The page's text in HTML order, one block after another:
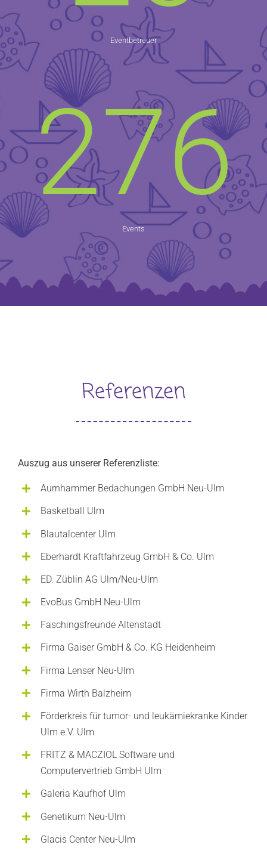
Eventbetreuer
276
Events
Referenzen
Auszug aus unserer Referenzliste:
Aurnhammer Bedachungen GmbH Neu-Ulm
Basketball Ulm
Blautalcenter Ulm
Eberhardt Kraftfahrzeug GmbH & Co. Ulm
ED. Züblin AG Ulm/Neu-Ulm
EvoBus GmbH Neu-Ulm
Faschingsfreunde Altenstadt
Firma Gaiser GmbH & Co. KG Heidenheim
Firma Lenser Neu-Ulm
Firma Wirth Balzheim
Förderkreis für tumor- und leukämiekranke Kinder
Ulm e.V. Ulm
FRITZ & MACZIOL Software und
Computervertrieb GmbH Ulm
Galeria Kaufhof Ulm
Genetikum Neu-Ulm
Glacis Center Neu-Ulm